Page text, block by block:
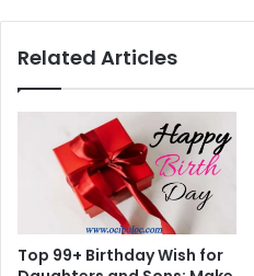
Related Articles
Top 99+ Birthday Wish for